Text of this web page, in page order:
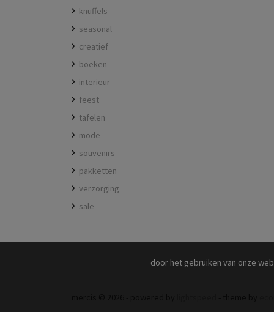
knuffels
seasonal
creatief
boeken
interieur
feest
tafelen
mode
souvenirs
pakketten
verzorging
sale
door het gebruiken van onze